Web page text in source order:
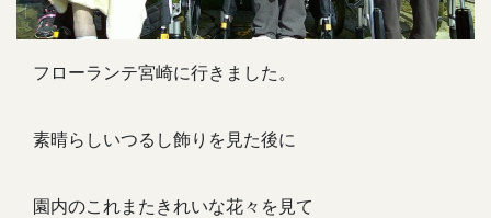
フローランテ宮崎に行きました。
素晴らしいつるし飾りを見た後に
園内のこれまたきれいな花々を見て